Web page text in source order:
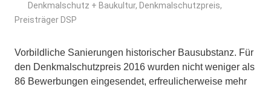
Denkmalschutz + Baukultur, Denkmalschutzpreis,
Preisträger DSP
Vorbildliche Sanierungen historischer Bausubstanz. Für
den Denkmalschutzpreis 2016 wurden nicht weniger als
86 Bewerbungen eingesendet, erfreulicherweise mehr